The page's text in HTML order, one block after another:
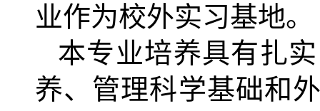
业作为校外实习基地。
本专业培养具有扎
养、管理科学基础和